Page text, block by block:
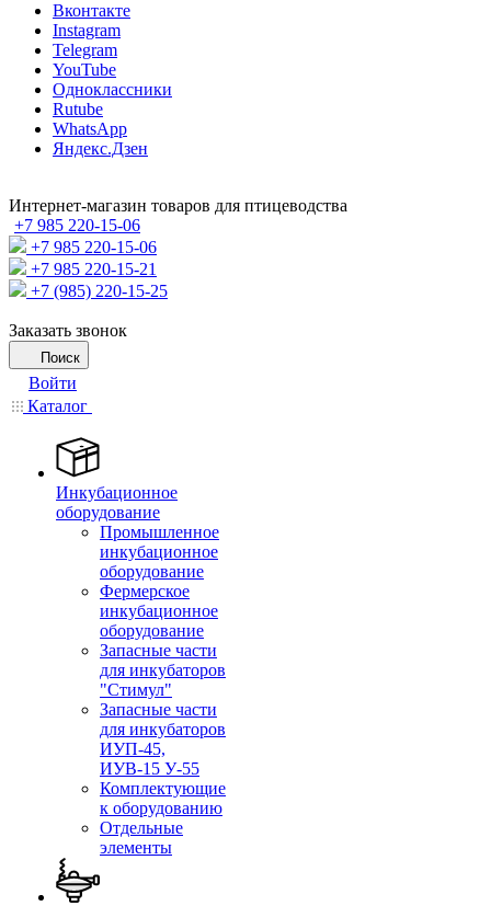
Вконтакте
Instagram
Telegram
YouTube
Одноклассники
Rutube
WhatsApp
Яндекс.Дзен
Интернет-магазин товаров для птицеводства
+7 985 220-15-06
+7 985 220-15-06
+7 985 220-15-21
+7 (985) 220-15-25
Заказать звонок
Поиск
Войти
Каталог
Инкубационное
оборудование
Промышленное
инкубационное
оборудование
Фермерское
инкубационное
оборудование
Запасные части
для инкубаторов
"Стимул"
Запасные части
для инкубаторов
ИУП-45,
ИУВ-15 У-55
Комплектующие
к оборудованию
Отдельные
элементы